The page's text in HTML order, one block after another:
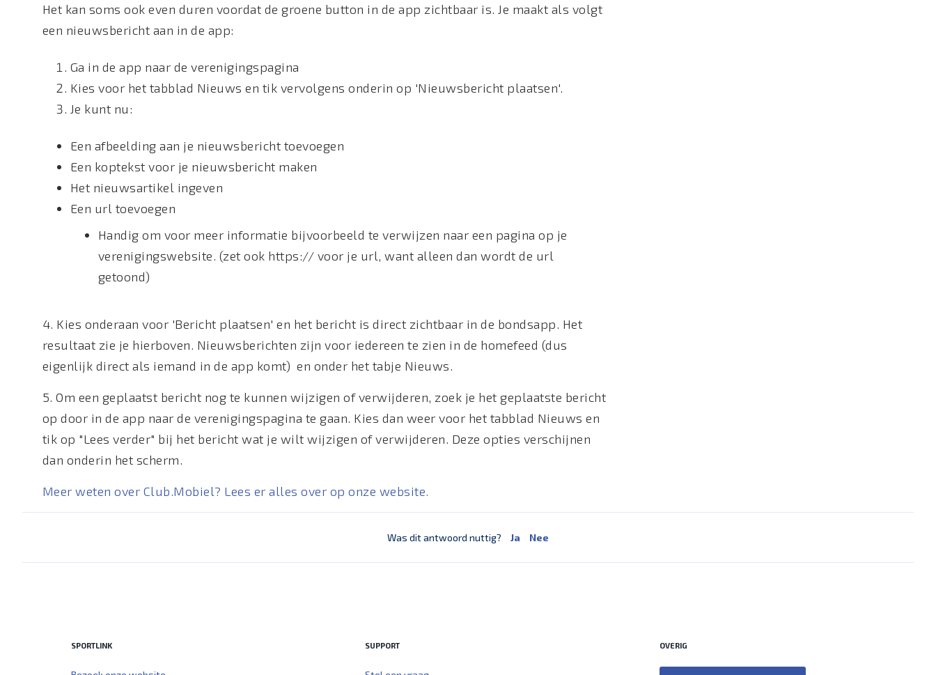
Het kan soms ook even duren voordat de groene button in de app zichtbaar is. Je maakt als volgt
een nieuwsbericht aan in de app:
Ga in de app naar de verenigingspagina
Kies voor het tabblad Nieuws en tik vervolgens onderin op 'Nieuwsbericht plaatsen'.
Je kunt nu:
Een afbeelding aan je nieuwsbericht toevoegen
Een koptekst voor je nieuwsbericht maken
Het nieuwsartikel ingeven
Een url toevoegen
Handig om voor meer informatie bijvoorbeeld te verwijzen naar een pagina op je
verenigingswebsite. (zet ook https:// voor je url, want alleen dan wordt de url
getoond)
4. Kies onderaan voor 'Bericht plaatsen' en het bericht is direct zichtbaar in de bondsapp. Het
resultaat zie je hierboven. Nieuwsberichten zijn voor iedereen te zien in de homefeed (dus
eigenlijk direct als iemand in de app komt) en onder het tabje Nieuws.
5. Om een geplaatst bericht nog te kunnen wijzigen of verwijderen, zoek je het geplaatste bericht
op door in de app naar de verenigingspagina te gaan. Kies dan weer voor het tabblad Nieuws en
tik op "Lees verder" bij het bericht wat je wilt wijzigen of verwijderen. Deze opties verschijnen
dan onderin het scherm.
Meer weten over Club.Mobiel? Lees er alles over op onze website.
Was dit antwoord nuttig? Ja Nee
SPORTLINK SUPPORT OVERIG